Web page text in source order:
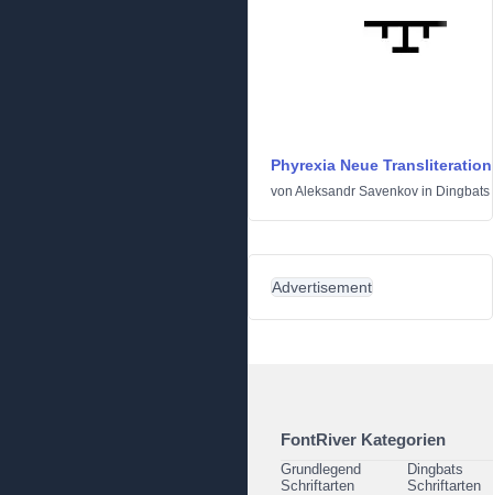
Phyrexia Neue Transliteration
von Aleksandr Savenkov in Dingbats
Advertisement
FontRiver Kategorien
Grundlegend
Schriftarten
Dingbats
Schriftarten